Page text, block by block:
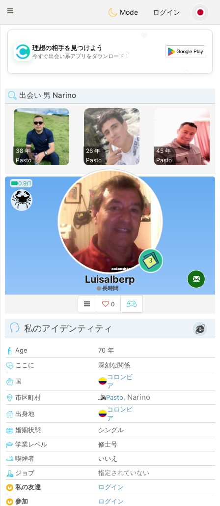
olombiaCitas
Toggle
Mode ログイン
💖
💕
理想の相手を見つけよう
今すぐ出会い系アプリをダウンロード！
出会い 男 Narino
38 年
Pasto
26 年
Pasto
45 年
Pasto
0.9/1
3
Luisalberp
長時間
0
私のアイデンティティ
Age
70 年
ここに
深刻な関係
国
コロンビ
ア
市区町村
Pasto, Narino
出身地
コロンビ
ア
婚姻状態
シングル
学業レベル
修士号
喫煙者
いいえ
ジョブ
指定されていない
私の友達
ログイン
参加
ログイン